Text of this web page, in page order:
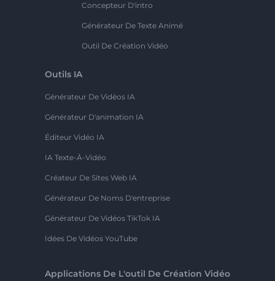
Concepteur D'intro
Générateur De Texte Animé
Outil De Création Vidéo
Outils IA
Générateur De Vidéos IA
Générateur D'animation IA
Éditeur Vidéo IA
IA Texte-À-Vidéo
Créateur De Sites Web IA
Générateur De Noms D'entreprise
Générateur De Vidéos TikTok IA
Idées De Vidéos YouTube
Applications De L'outil De Création Vidéo